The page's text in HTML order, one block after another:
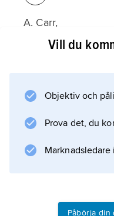
A. Carr,
KräldjurenVill du
Objektiv och
Prova det, du
Marknadsledare
Påbörja